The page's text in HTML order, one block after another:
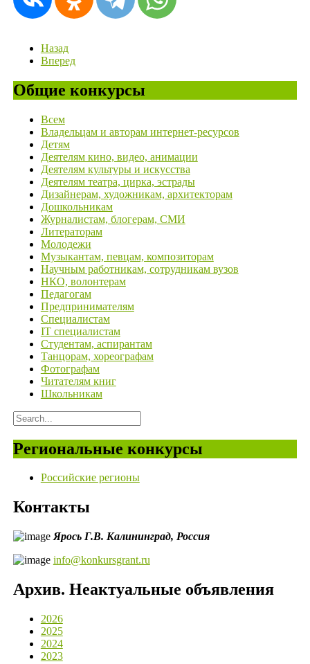
Назад
Вперед
Общие конкурсы
Всем
Владельцам и авторам интернет-ресурсов
Детям
Деятелям кино, видео, анимации
Деятелям культуры и искусства
Деятелям театра, цирка, эстрады
Дизайнерам, художникам, архитекторам
Дошкольникам
Журналистам, блогерам, СМИ
Литераторам
Молодежи
Музыкантам, певцам, композиторам
Научным работникам, сотрудникам вузов
НКО, волонтерам
Педагогам
Предпринимателям
Специалистам
IT специалистам
Студентам, аспирантам
Танцорам, хореографам
Фотографам
Читателям книг
Школьникам
Региональные конкурсы
Российские регионы
Контакты
Ярось Г.В. Калининград, Россия
info@konkursgrant.ru
Архив. Неактуальные объявления
2026
2025
2024
2023